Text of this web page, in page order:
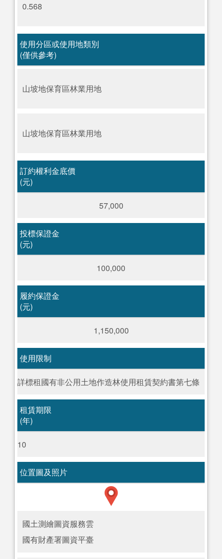
0.568
使用分區或使用地類別
(僅供參考)
山坡地保育區林業用地
山坡地保育區林業用地
訂約權利金底價
(元)
57,000
投標保證金
(元)
100,000
履約保證金
(元)
1,150,000
使用限制
詳標租國有非公用土地作造林使用租賃契約書第七條
租賃期限
(年)
10
位置圖及照片
國土測繪圖資服務雲
國有財產署圖資平臺